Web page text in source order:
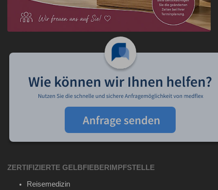
ZERTIFIZIERTE GELBFIEBERIMPFSTELLE
Reisemedizin